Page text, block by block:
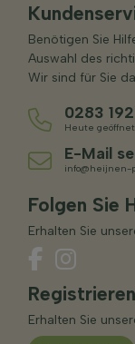
Benötigen Sie
Auswahl des
Wir sind für Sie
0283
Heute
E-Mail
info@heijnen-
Folgen Sie
Erhalten Sie
Erhalten Sie